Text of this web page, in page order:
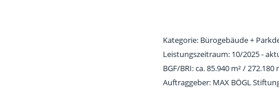
Kategorie: Bürogebäude +
Leistungszeitraum: 10/2025 -
BGF/BRI: ca. 85.940 m² / 272.180
Auftraggeber: MAX BÖGL